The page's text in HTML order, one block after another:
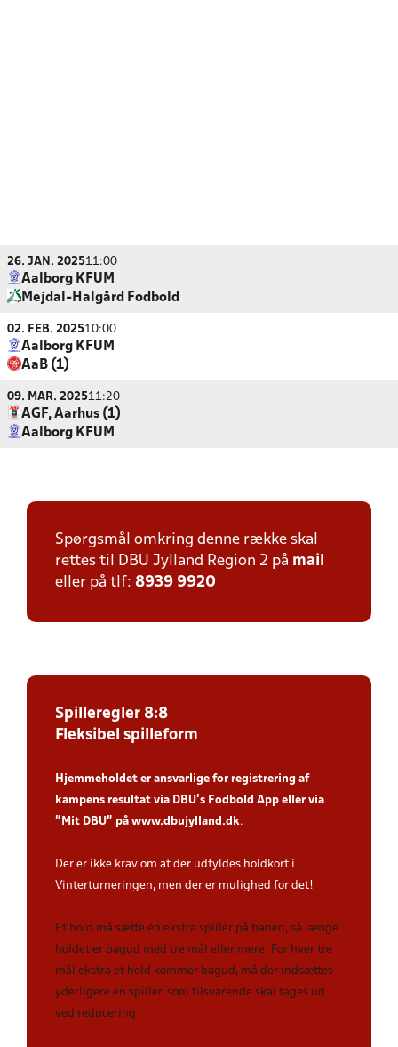
26. JAN. 202511:00
Aalborg KFUM
Mejdal-Halgård Fodbold
02. FEB. 202510:00
Aalborg KFUM
AaB (1)
09. MAR. 202511:20
AGF, Aarhus (1)
Aalborg KFUM
Spørgsmål omkring denne række skal
rettes til DBU Jylland Region 2 på mail
eller på tlf: 8939 9920
Spilleregler 8:8
Fleksibel spilleform
Hjemmeholdet er ansvarlige for registrering af
kampens resultat via DBU’s Fodbold App eller via
”Mit DBU” på www.dbujylland.dk.
Der er ikke krav om at der udfyldes holdkort i
Vinterturneringen, men der er mulighed for det!
Et hold må sætte én ekstra spiller på banen, så længe
holdet er bagud med tre mål eller mere. For hver tre
mål ekstra et hold kommer bagud, må der indsættes
yderligere en spiller, som tilsvarende skal tages ud
ved reducering